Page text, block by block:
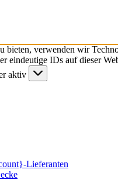
bieten, verwenden wir
eindeutige IDs auf dieser
aktiv
Lieferanten